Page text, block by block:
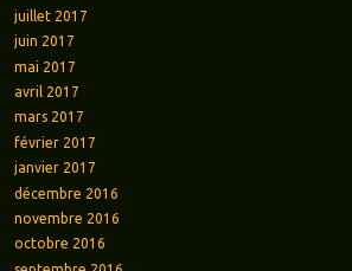
juillet 2017
juin 2017
mai 2017
avril 2017
mars 2017
février 2017
janvier 2017
décembre 2016
novembre 2016
octobre 2016